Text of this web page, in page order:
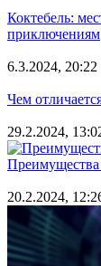
Коктебель:
приключениям
6.3.2024, 20:22
Чем
29.2.2024,
Преимущества
20.2.2024,